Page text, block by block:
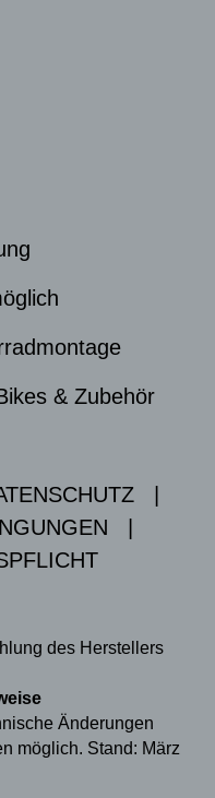
& Zubehör
des Herstellers
Änderungen
möglich. Stand: März